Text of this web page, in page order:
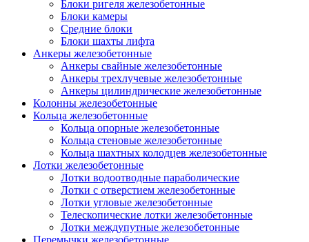
Блоки ригеля железобетонные
Блоки камеры
Средние блоки
Блоки шахты лифта
Анкеры железобетонные
Анкеры свайные железобетонные
Анкеры трехлучевые железобетонные
Анкеры цилиндрические железобетонные
Колонны железобетонные
Кольца железобетонные
Кольца опорные железобетонные
Кольца стеновые железобетонные
Кольца шахтных колодцев железобетонные
Лотки железобетонные
Лотки водоотводные параболические
Лотки с отверстием железобетонные
Лотки угловые железобетонные
Телескопические лотки железобетонные
Лотки междупутные железобетонные
Перемычки железобетонные